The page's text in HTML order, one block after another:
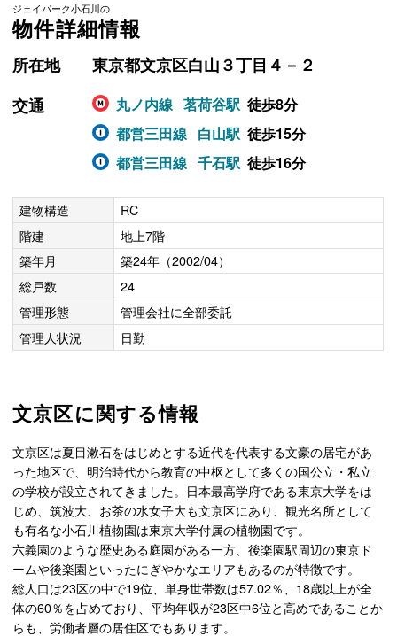
ジェイパーク小石川の
物件詳細情報
所在地
東京都文京区白山３丁目４－２
交通
丸ノ内線 茗荷谷駅 徒歩8分
都営三田線 白山駅 徒歩15分
都営三田線 千石駅 徒歩16分
建物構造
RC
階建
地上7階
築年月
築24年（2002/04）
総戸数
24
管理形態
管理会社に全部委託
管理人状況
日勤
文京区に関する情報
文京区は夏目漱石をはじめとする近代を代表する文豪の居宅があ
った地区で、明治時代から教育の中枢として多くの国公立・私立
の学校が設立されてきました。日本最高学府である東京大学をは
じめ、筑波大、お茶の水女子大も文京区にあり、観光名所として
も有名な小石川植物園は東京大学付属の植物園です。
六義園のような歴史ある庭園がある一方、後楽園駅周辺の東京ド
ームや後楽園といったにぎやかなエリアもあるのが特徴です。
総人口は23区の中で19位、単身世帯数は57.02％、18歳以上が全
体の60％を占めており、平均年収が23区中6位と高めであることか
らも、労働者層の居住区でもあります。